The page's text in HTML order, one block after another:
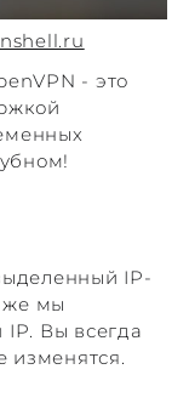
- это
IP-
же мы
IP. Вы всегда
изменятся.